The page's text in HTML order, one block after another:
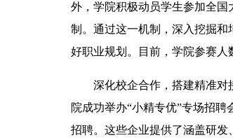
外，学院积极动员学生参加全国
制。通过这一机制，深入挖掘
好职业规划。目前，学院参赛人
深化校企合作，搭建精准对
院成功举办“小精专优”专场招
招聘。这些企业提供了涵盖研发